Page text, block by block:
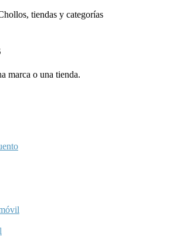
tiendas y categorías
marca o una tienda.